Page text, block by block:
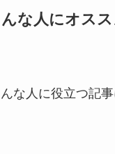
な人にオスス
な人に役立つ記